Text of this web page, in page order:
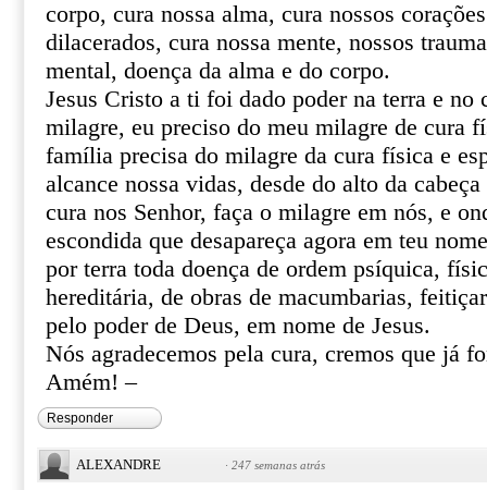
corpo, cura nossa alma, cura nossos
dilacerados, cura nossa mente, nossos
mental, doença da alma e do corpo.
Jesus Cristo a ti foi dado poder na terra e no
milagre, eu preciso do meu milagre de cura
família precisa do milagre da cura física e
alcance nossa vidas, desde do alto da
cura nos Senhor, faça o milagre em nós, e
escondida que desapareça agora em teu
por terra toda doença de ordem psíquica,
hereditária, de obras de macumbarias,
pelo poder de Deus, em nome de Jesus.
Nós agradecemos pela cura, cremos que já
Amém! –
Responder
ALEXANDRE · 247 semanas atrás